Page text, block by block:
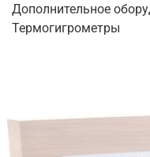
Дополнительное
Термогигрометры